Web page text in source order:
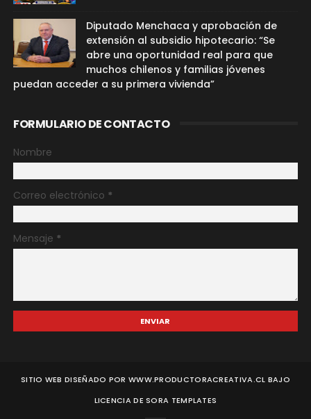
Diputado Menchaca y aprobación de
extensión al subsidio hipotecario: “Se
abre una oportunidad real para que
muchos chilenos y familias jóvenes
puedan acceder a su primera vivienda”
FORMULARIO DE CONTACTO
Nombre
Correo electrónico *
Mensaje *
SITIO WEB DISEÑADO POR WWW.PRODUCTORACREATIVA.CL BAJO
LICENCIA DESORA TEMPLATES